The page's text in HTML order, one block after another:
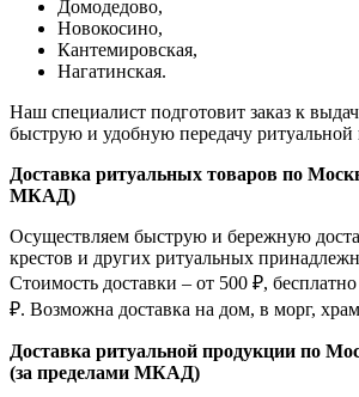
Домодедово,
Новокосино,
Кантемировская,
Нагатинская.
Наш специалист подготовит заказ к
быструю и удобную передачу
Доставка ритуальных товаров по
МКАД)
Осуществляем быструю и бережную
крестов и других ритуальных
Стоимость доставки – от 500 ₽,
₽. Возможна доставка на дом, в морг,
Доставка ритуальной продукции по
(за пределами МКАД)